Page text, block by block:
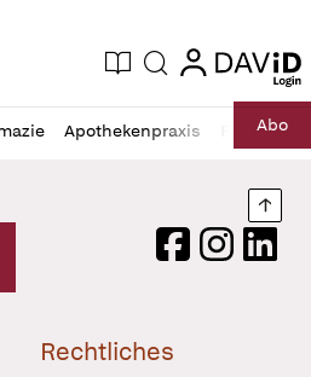
Zeitung
Aktuelle Ausgabe
Suche login
login
Apothekenpraxis RechtAbo
Logo
FacebookInstagram
Rechtliches